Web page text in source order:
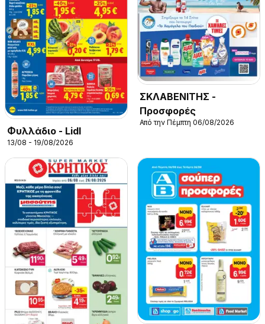
Φυλλάδιο - Lidl
13/08 - 19/08/2026
ΣΚΛΑΒΕΝΙΤΗΣ -
Προσφορές
Από την Πέμπτη 06/08/2026